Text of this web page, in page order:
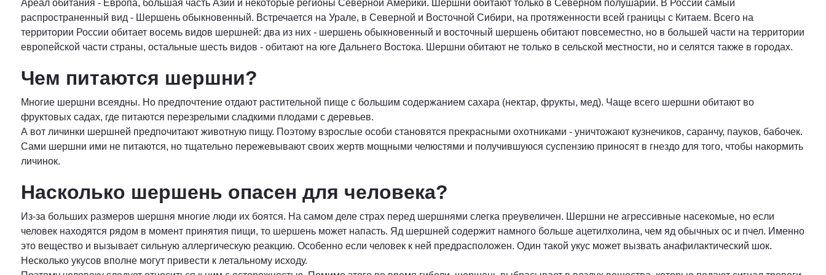
Ареал обитания - Европа, большая часть Азии и некоторые регионы Северной Америки. Шершни обитают только в Северном полушарии. В России самый
распространенный вид - Шершень обыкновенный. Встречается на Урале, в Северной и Восточной Сибири, на протяженности всей границы с Китаем. Всего на
территории России обитает восемь видов шершней: два из них - шершень обыкновенный и восточный шершень обитают повсеместно, но в большей части на территории
европейской части страны, остальные шесть видов - обитают на юге Дальнего Востока. Шершни обитают не только в сельской местности, но и селятся также в городах.
Чем питаются шершни?
Многие шершни всеядны. Но предпочтение отдают растительной пище с большим содержанием сахара (нектар, фрукты, мед). Чаще всего шершни обитают во
фруктовых садах, где питаются перезрелыми сладкими плодами с деревьев.
А вот личинки шершней предпочитают животную пищу. Поэтому взрослые особи становятся прекрасными охотниками - уничтожают кузнечиков, саранчу, пауков, бабочек.
Сами шершни ими не питаются, но тщательно пережевывают своих жертв мощными челюстями и получившуюся суспензию приносят в гнездо для того, чтобы накормить
личинок.
Насколько шершень опасен для человека?
Из-за больших размеров шершня многие люди их боятся. На самом деле страх перед шершнями слегка преувеличен. Шершни не агрессивные насекомые, но если
человек находятся рядом в момент принятия пищи, то шершень может напасть. Яд шершней содержит намного больше ацетилхолина, чем яд обычных ос и пчел. Именно
это вещество и вызывает сильную аллергическую реакцию. Особенно если человек к ней предрасположен. Один такой укус может вызвать анафилактический шок.
Несколько укусов вполне могут привести к летальному исходу.